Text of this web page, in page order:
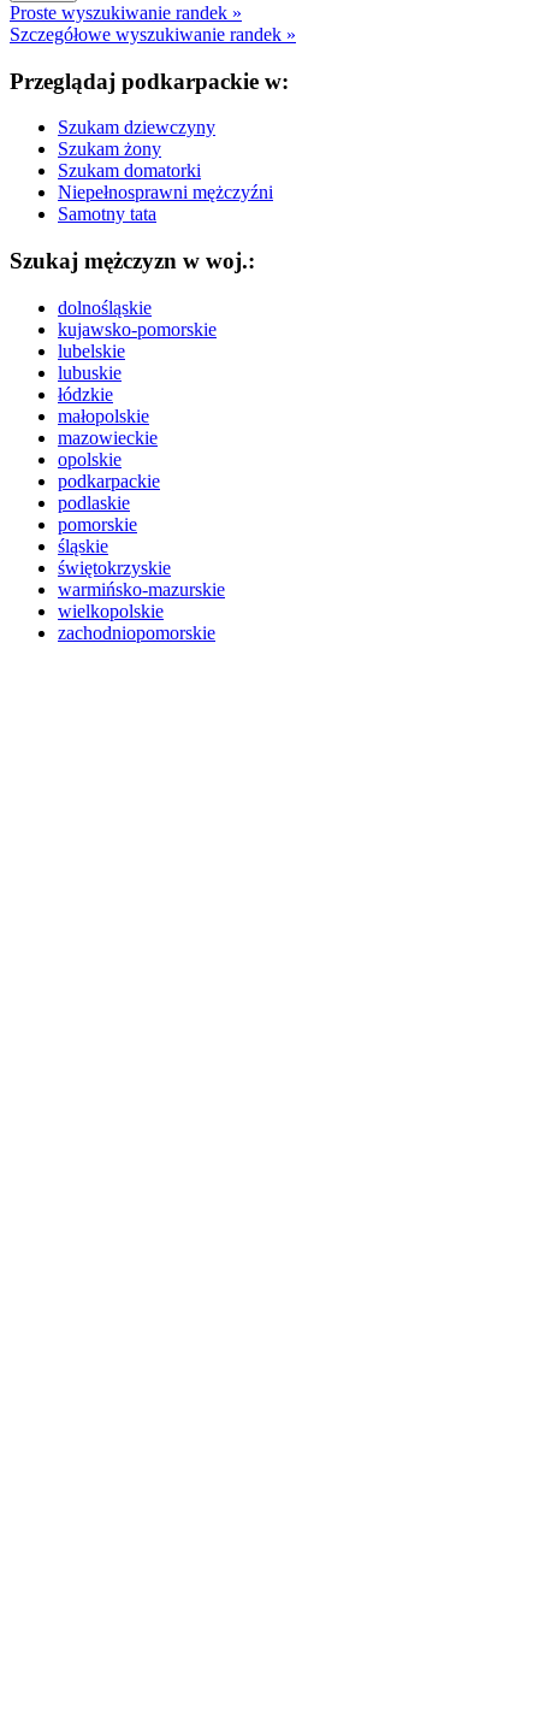
Proste wyszukiwanie randek »
Szczegółowe wyszukiwanie randek »
Przeglądaj podkarpackie w:
Szukam dziewczyny
Szukam żony
Szukam domatorki
Niepełnosprawni mężczyźni
Samotny tata
Szukaj mężczyzn w woj.:
dolnośląskie
kujawsko-pomorskie
lubelskie
lubuskie
łódzkie
małopolskie
mazowieckie
opolskie
podkarpackie
podlaskie
pomorskie
śląskie
świętokrzyskie
warmińsko-mazurskie
wielkopolskie
zachodniopomorskie